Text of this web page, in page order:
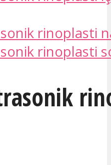
rinoplasti
rinoplasti